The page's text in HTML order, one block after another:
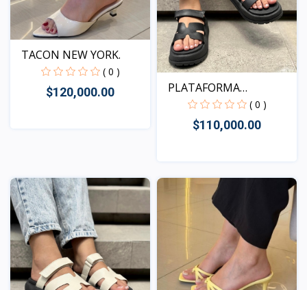
TACON NEW YORK.
( 0 )
$120,000.00
PLATAFORMA
KENTUCKY NEG...( 0 )
$110,000.00
Vista